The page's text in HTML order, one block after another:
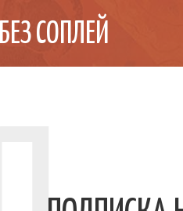
СОПЛЕЙ